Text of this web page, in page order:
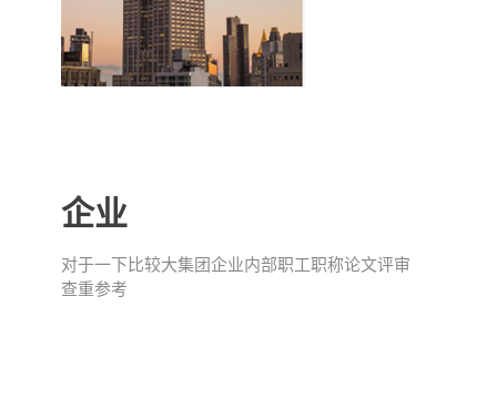
企业
对于一下比较大集团企业内部职工职称论文评审
查重参考